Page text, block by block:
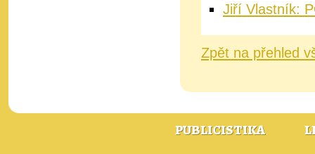
Jiří Vlastník:
Zpět na přehled
PUBLICISTIKA